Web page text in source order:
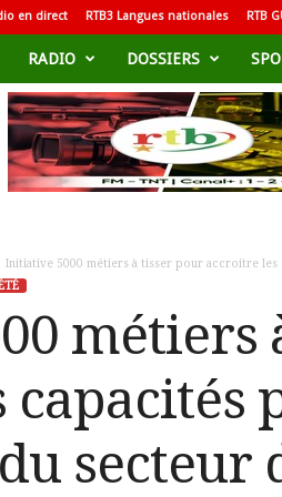
en direct RTB3 Langues nationales RTB
RADIO DOSSIERS
Initiative 5000 métiers à tisser pour accroitre
métiers
secteur